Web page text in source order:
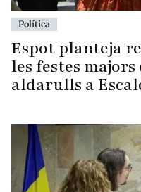
Política
Espot planteja
les festes majors
aldarulls a